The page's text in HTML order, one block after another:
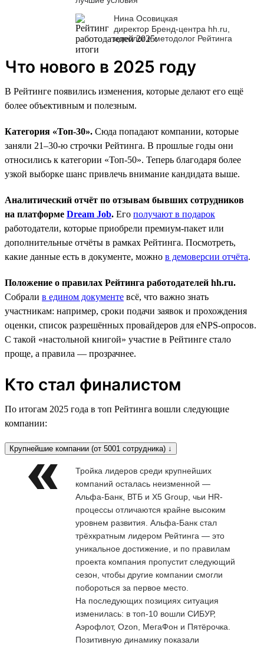
Нина Осовицкая
директор Бренд-центра hh.ru,
идеолог и методолог Рейтинга
Что нового в 2025 году
В Рейтинге появились изменения, которые делают его ещё
более объективным и полезным.
Категория «Топ-30». Сюда попадают компании, которые
заняли 21–30-ю строчки Рейтинга. В прошлые годы они
относились к категории «Топ-50». Теперь благодаря более
узкой выборке шанс привлечь внимание кандидата выше.
Аналитический отчёт по отзывам бывших сотрудников
на платформе Dream Job. Его получают в подарок
работодатели, которые приобрели премиум-пакет или
дополнительные отчёты в рамках Рейтинга. Посмотреть,
какие данные есть в документе, можно в демоверсии отчёта.
Положение о правилах Рейтинга работодателей hh.ru.
Собрали в едином документе всё, что важно знать
участникам: например, сроки подачи заявок и прохождения
оценки, список разрешённых провайдеров для eNPS-опросов.
С такой «настольной книгой» участие в Рейтинге стало
проще, а правила — прозрачнее.
Кто стал финалистом
По итогам 2025 года в топ Рейтинга вошли следующие
компании:
Крупнейшие компании (от 5001 сотрудника) ↓
Тройка лидеров среди крупнейших
компаний осталась неизменной —
Альфа-Банк, ВТБ и X5 Group, чьи HR-
процессы отличаются крайне высоким
уровнем развития. Альфа-Банк стал
трёхкратным лидером Рейтинга — это
уникальное достижение, и по правилам
проекта компания пропустит следующий
сезон, чтобы другие компании смогли
побороться за первое место.
На последующих позициях ситуация
изменилась: в топ-10 вошли СИБУР,
Аэрофлот, Ozon, МегаФон и Пятёрочка.
Позитивную динамику показали